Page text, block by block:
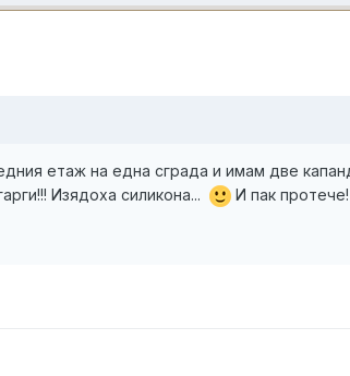
етаж на една сграда и имам две
Изядоха силикона...
И пак